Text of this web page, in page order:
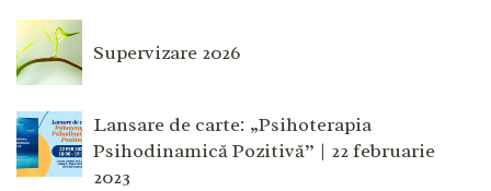
Supervizare 2026
Lansare de carte: „Psihoterapia
Psihodinamică Pozitivă” | 22 februarie
2023